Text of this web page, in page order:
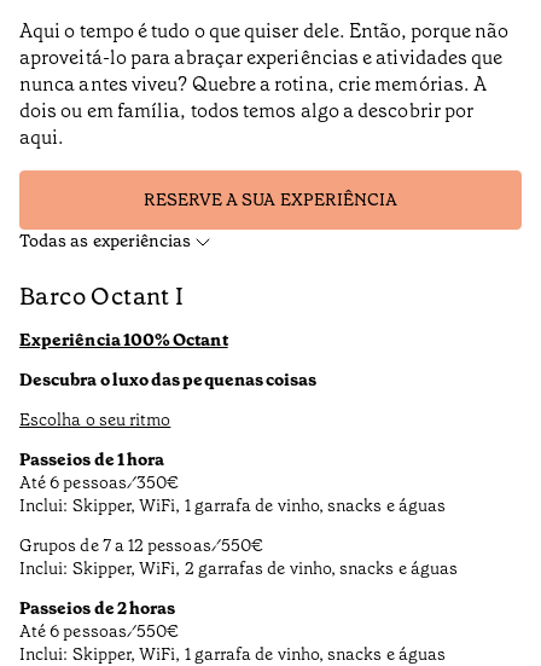
Aqui o tempo é tudo o que quiser dele. Então, porque não
aproveitá-lo para abraçar experiências e atividades que
nunca antes viveu? Quebre a rotina, crie memórias. A
dois ou em família, todos temos algo a descobrir por
aqui.
RESERVE A SUA EXPERIÊNCIA
Todas as experiências
Barco Octant I
Experiência 100% Octant
Descubra o luxo das pequenas coisas
Escolha o seu ritmo
Passeios de 1 hora
Até 6 pessoas ⁄ 350€
Inclui: Skipper, WiFi, 1 garrafa de vinho, snacks e águas
Grupos de 7 a 12 pessoas ⁄ 550€
Inclui: Skipper, WiFi, 2 garrafas de vinho, snacks e águas
Passeios de 2 horas
Até 6 pessoas ⁄ 550€
Inclui: Skipper, WiFi, 1 garrafa de vinho, snacks e águas